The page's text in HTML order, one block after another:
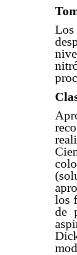
los
de